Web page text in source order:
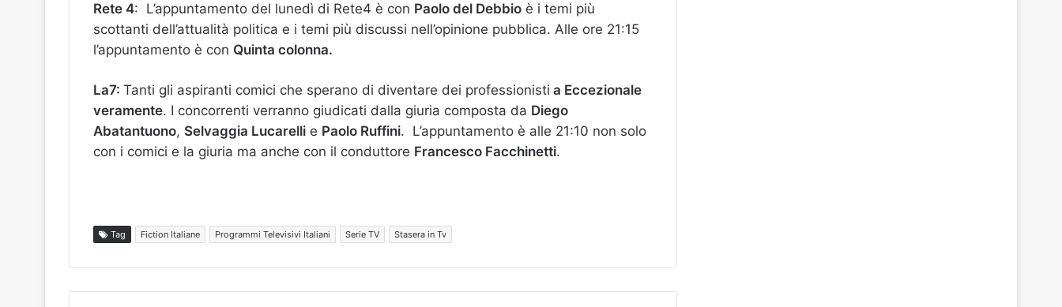
Rete 4: L’appuntamento del lunedì di Rete4 è con Paolo del Debbio è i temi più
scottanti dell’attualità politica e i temi più discussi nell’opinione pubblica. Alle ore 21:15
l’appuntamento è con Quinta colonna.
La7: Tanti gli aspiranti comici che sperano di diventare dei professionisti a Eccezionale
veramente. I concorrenti verranno giudicati dalla giuria composta da Diego
Abatantuono, Selvaggia Lucarelli e Paolo Ruffini. L’appuntamento è alle 21:10 non solo
con i comici e la giuria ma anche con il conduttore Francesco Facchinetti.
Tag Fiction Italiane Programmi Televisivi Italiani Serie TV Stasera in Tv